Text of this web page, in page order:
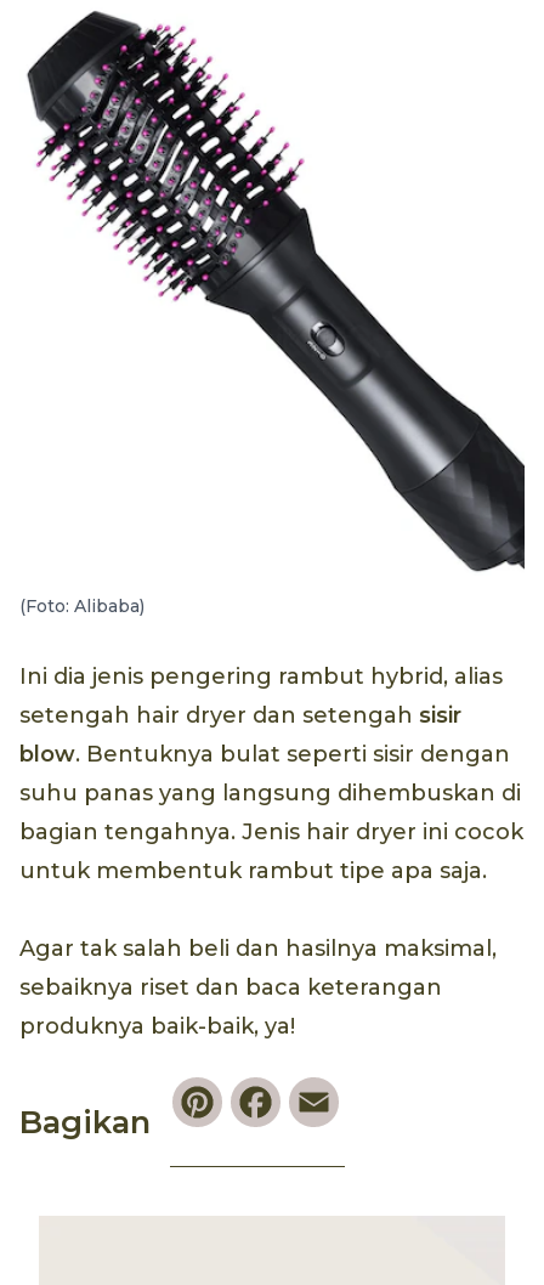
(Foto: Alibaba)
Ini dia jenis pengering rambut hybrid, alias
setengah hair dryer dan setengah sisir
blow. Bentuknya bulat seperti sisir dengan
suhu panas yang langsung dihembuskan di
bagian tengahnya. Jenis hair dryer ini cocok
untuk membentuk rambut tipe apa saja.
Agar tak salah beli dan hasilnya maksimal,
sebaiknya riset dan baca keterangan
produknya baik-baik, ya!
Bagikan
PinterestFacebook